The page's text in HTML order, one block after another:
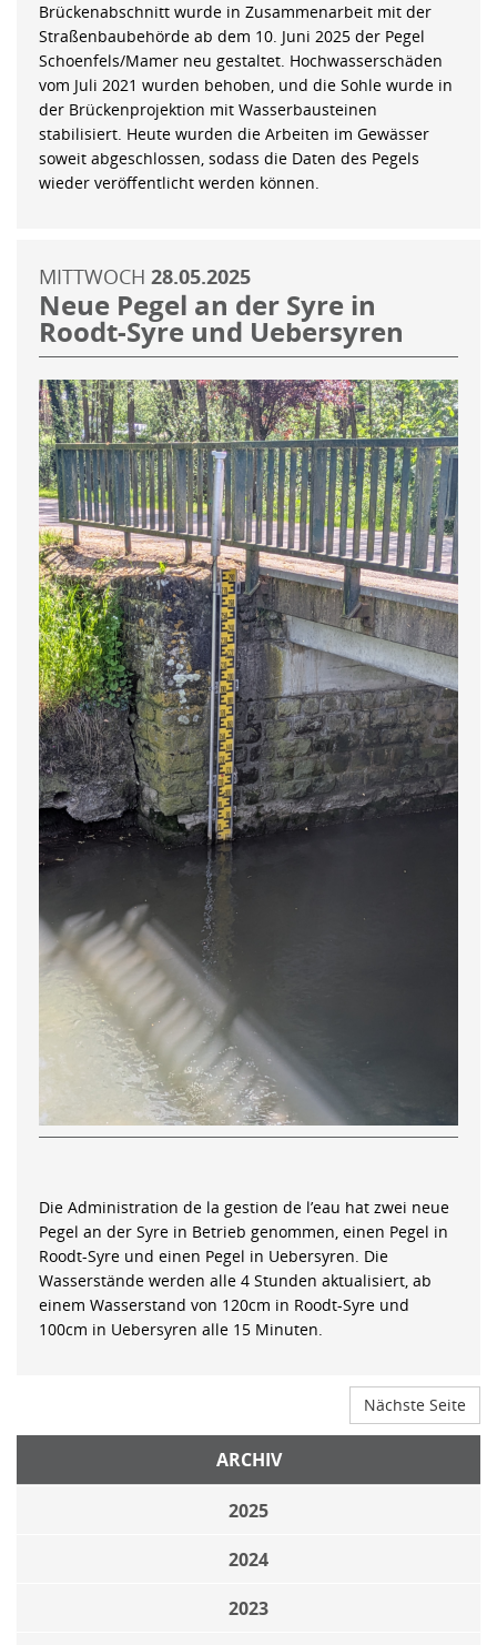
Brückenabschnitt wurde in Zusammenarbeit mit der
Straßenbaubehörde ab dem 10. Juni 2025 der Pegel
Schoenfels/Mamer neu gestaltet. Hochwasserschäden
vom Juli 2021 wurden behoben, und die Sohle wurde in
der Brückenprojektion mit Wasserbausteinen
stabilisiert. Heute wurden die Arbeiten im Gewässer
soweit abgeschlossen, sodass die Daten des Pegels
wieder veröffentlicht werden können.
MITTWOCH 28.05.2025
Neue Pegel an der Syre in
Roodt-Syre und Uebersyren
Die Administration de la gestion de l’eau hat zwei neue
Pegel an der Syre in Betrieb genommen, einen Pegel in
Roodt-Syre und einen Pegel in Uebersyren. Die
Wasserstände werden alle 4 Stunden aktualisiert, ab
einem Wasserstand von 120cm in Roodt-Syre und
100cm in Uebersyren alle 15 Minuten.
Nächste Seite
ARCHIV
2025
2024
2023